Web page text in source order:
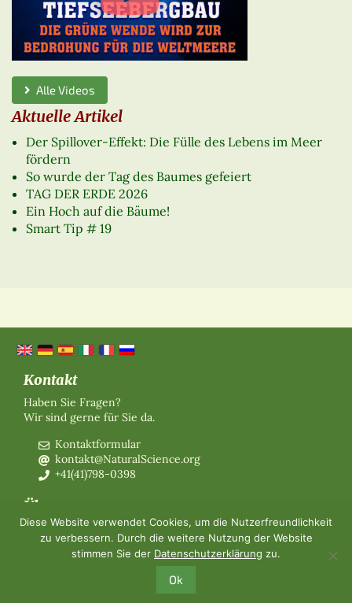
Alle Videos
Aktuelle Artikel
Der Spillover-Effekt: Die Fülle des Lebens im Meer
fördern
So wurde der Tag des Baumes gefeiert
TAG DER ERDE 2026
Ein Hoch auf die Bäume!
Smart Tip # 19
Kontakt
Haben Sie Fragen?
Wir sind gerne für Sie da.
Kontaktformular
kontakt@NaturalScience.org
+41(41)798-0398
Über uns
Organisation
Mitgliedschaft
Über uns
Diese Website verwendet Cookies, um die Nutzerfreundlichkeit
zu verbessern. Durch die weitere Nutzung der Website
stimmen Sie der Datenschutzerklärung zu.
Ok